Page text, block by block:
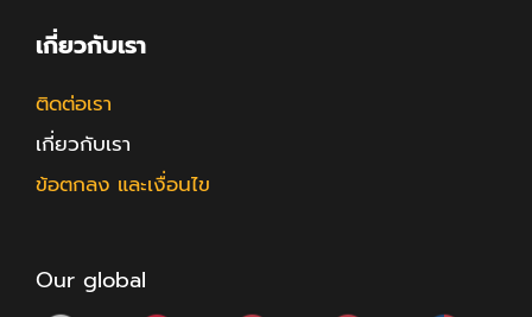
เกี่ยวกับเรา
ติดต่อเรา
เกี่ยวกับเรา
ข้อตกลง และเงื่อนไข
Our global